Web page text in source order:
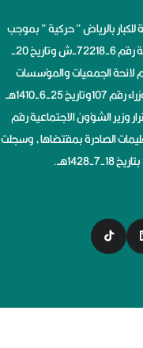
بالرياض ” حركية ” بموجب
خطاب وزارة الشؤون الإجتماعية رقم 6-72218-ش وتاريخ 20-
لائحة الجمعيات والمؤسسات
الخيرية الصادرة بقرار مجلس الوزراء رقم 107وتاريخ 25-6-1410هــ
وزير الشؤون الاجتماعية رقم
1-1412هــ والتعليمات الصادرة بمقتضاها، وسجلت